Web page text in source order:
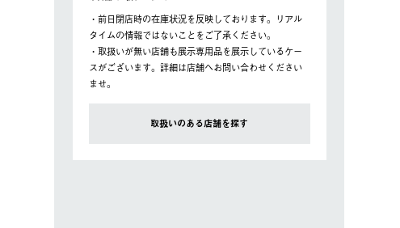
・前日閉店時の在庫状況を反映しております。リアル
タイムの情報ではないことをご了承ください。
・取扱いが無い店舗も展示専用品を展示しているケー
スがございます。詳細は店舗へお問い合わせください
ませ。
取扱いのある店舗を探す